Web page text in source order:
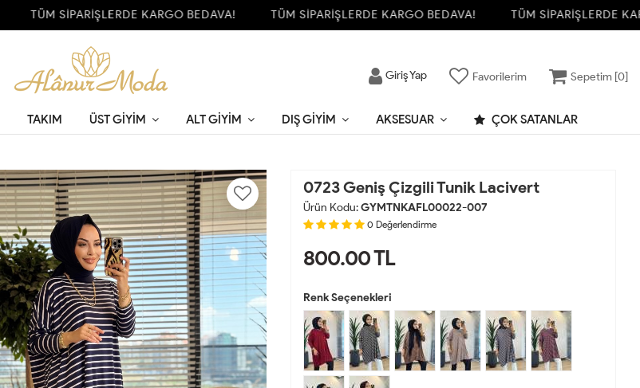
TÜM SİPARİŞLERDE KARGO BEDAVA! TÜM SİPARİŞLERDE KARGO BEDAVA! TÜM SİPARİŞLERDE
Giriş Yap Favorilerim Sepetim [0]
TAKIM ÜST GIYIM ALT GIYIM DIŞ GIYIM AKSESUAR ÇOK SATANLAR
0723 Geniş Çizgili Tunik Lacivert
Ürün Kodu:GYMTNKAFL00022-007
0 Değerlendirme
800.00TL
Renk Seçenekleri